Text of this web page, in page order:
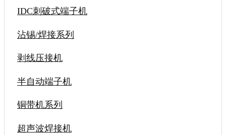
IDC刺破式端子机
沾锡/焊接系列
剥线压接机
半自动端子机
铜带机系列
超声波焊接机